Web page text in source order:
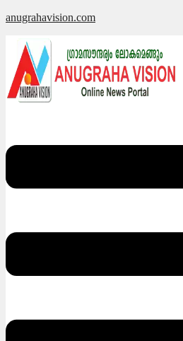
Skip
content
anugrahavision.com